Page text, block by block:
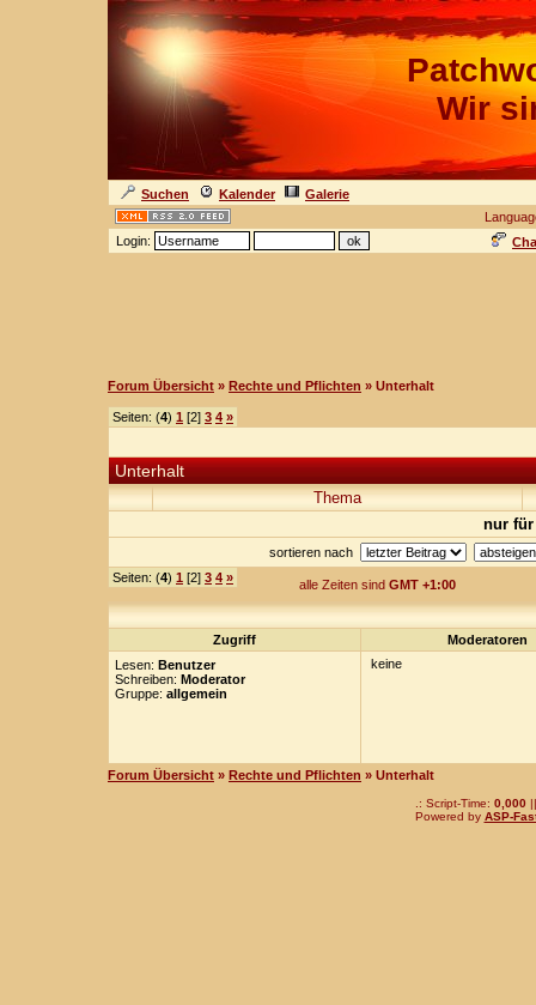
Wir
Suchen Kalender
Galerie
Login:
Forum Übersicht » Rechte und Pflichten » Unterhalt
Seiten: (4) 1 [2] 3 4 »
Unterhalt
Thema
nur für
sortieren nach
Seiten: (4) 1 [2] 3 4 » alle Zeiten sind GMT +1:00
Zugriff
Moderatoren
Lesen: Benutzer
Schreiben: Moderator
Gruppe: allgemein
keine
Forum Übersicht » Rechte und Pflichten » Unterhalt
.: Script-Time: 0,000||
Powered by ASP-